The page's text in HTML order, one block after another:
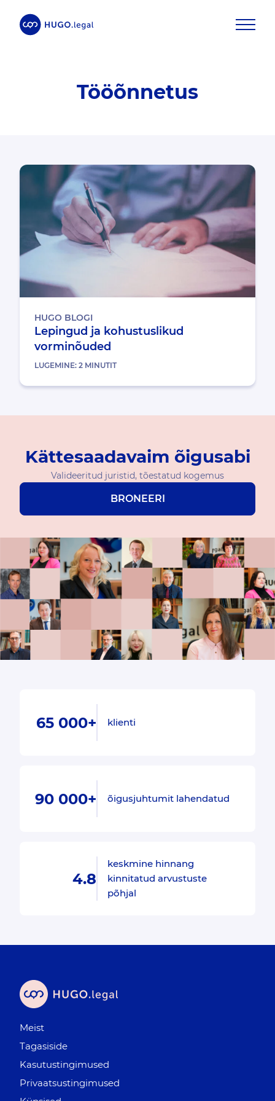
Tööõnnetus
HUGO BLOGI
Lepingud ja kohustuslikud
vorminõuded
LUGEMINE: 2 MINUTIT
Kättesaadavaim õigusabi
Valideeritud juristid, tõestatud kogemus
BRONEERI
65 000+ klienti
90 000+ õigusjuhtumit lahendatud
4.8
keskmine hinnang
kinnitatud arvustuste
põhjal
Meist
Tagasiside
Kasutustingimused
Privaatsustingimused